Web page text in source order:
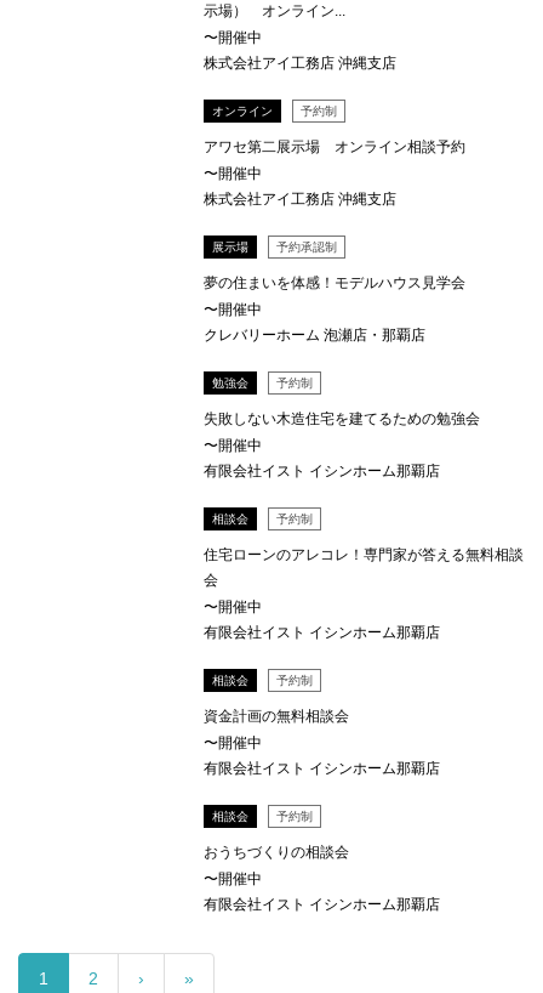
示場） オンライン...
〜開催中
株式会社アイ工務店 沖縄支店
オンライン 予約制
アワセ第二展示場 オンライン相談予約
〜開催中
株式会社アイ工務店 沖縄支店
展示場 予約承認制
夢の住まいを体感！モデルハウス見学会
〜開催中
クレバリーホーム 泡瀬店・那覇店
勉強会 予約制
失敗しない木造住宅を建てるための勉強会
〜開催中
有限会社イスト イシンホーム那覇店
相談会 予約制
住宅ローンのアレコレ！専門家が答える無料相談
会
〜開催中
有限会社イスト イシンホーム那覇店
相談会 予約制
資金計画の無料相談会
〜開催中
有限会社イスト イシンホーム那覇店
相談会 予約制
おうちづくりの相談会
〜開催中
有限会社イスト イシンホーム那覇店
1 2 › »